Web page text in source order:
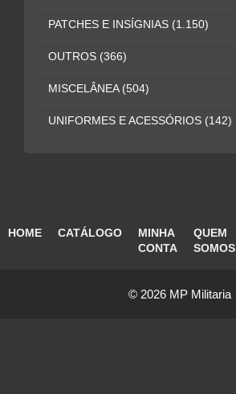
PATCHES E INSÍGNIAS (1.150)
OUTROS (366)
MISCELÂNEA (504)
UNIFORMES E ACESSÓRIOS (142)
HOME CATÁLOGO
MINHA
CONTA
QUEM
SOMOS
© 2026 MP Militaria